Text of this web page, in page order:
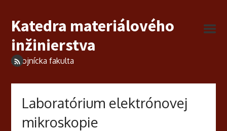
Katedra materiálového
inžinierstva
Strojnícka fakulta
Laboratórium elektrónovej
mikroskopie